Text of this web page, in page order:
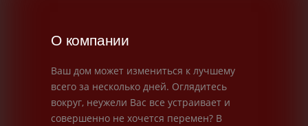
О компании
Ваш дом может измениться к лучшему
всего за несколько дней. Оглядитесь
вокруг, неужели Вас все устраивает и
совершенно не хочется перемен? В